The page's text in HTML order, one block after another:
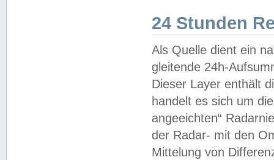
24 Stunden
Als Quelle dient ein
gleitende 24h-
Dieser Layer enthält
handelt es sich um
angeeichten“
der Radar- mit den
Mittelung von